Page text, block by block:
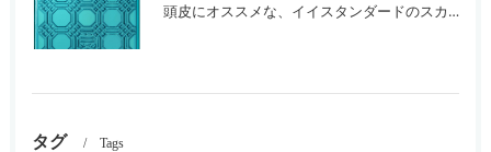
頭皮にオススメな、イイスタンダードのスカルプ系シャンプー＆トリートメントです！
タグ Tags